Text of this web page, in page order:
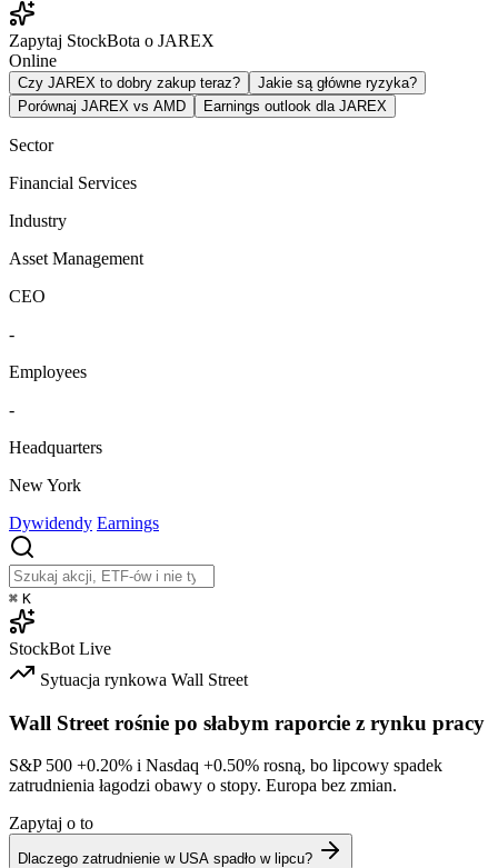
Zapytaj StockBota o JAREX
Online
Czy JAREX to dobry zakup teraz?
Jakie są główne ryzyka?
Porównaj JAREX vs AMD
Earnings outlook dla JAREX
Sector
Financial Services
Industry
Asset Management
CEO
-
Employees
-
Headquarters
New York
Dywidendy Earnings
⌘ K
StockBot Live
Sytuacja rynkowa Wall Street
Wall Street rośnie po słabym raporcie z rynku pracy
S&P 500 +0.20% i Nasdaq +0.50% rosną, bo lipcowy spadek
zatrudnienia łagodzi obawy o stopy. Europa bez zmian.
Zapytaj o to
Dlaczego zatrudnienie w USA spadło w lipcu?